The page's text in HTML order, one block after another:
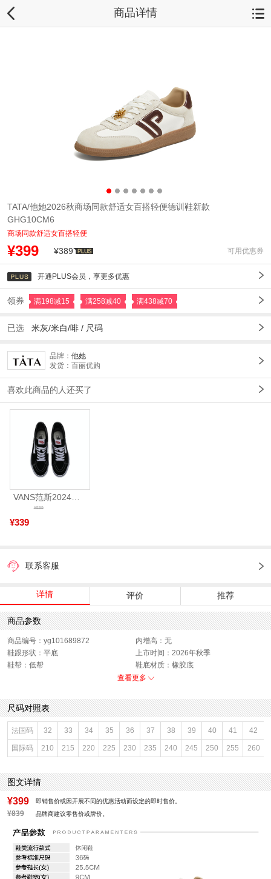
商品详情
TATA/他她2026秋商场同款舒适女百搭轻便德训鞋新款
GHG10CM6
商场同款舒适女百搭轻便
¥399 ¥389 可用优惠券
开通PLUS会员，享更多优惠
领券 满198减15 满258减40 满438减70
已选 米灰/米白/啡 / 尺码
品牌： 他她
发货：百丽优购
喜欢此商品的人还买了
VANS范斯2024中性SK8-HiCL帆布鞋/硫化鞋VN000D5IB8C
¥339
¥599
联系客服
详情 评价 推荐
商品参数
商品编号：yg101689872
内增高：无
鞋跟形状：平底
上市时间：2026年秋季
鞋帮：低帮
鞋底材质：橡胶底
色系：灰色
闭合方式：系带
款式季节：秋季
配跟：无
鞋垫材质：织物面料
鞋头款式：圆头
鞋面材质：复合材料,猪剖层革
鞋面图案：拼色
参考鞋长(女)：25.5CM
适用人群：女子
制鞋工艺：胶贴皮鞋
皮质特征：软面皮
里料材质：织物面料,人造革
防水台高度：无
风格：休闲
查看更多
尺码对照表
法国码 32 33 34 35 36 37 38 39 40 41 42
国际码 210 215 220 225 230 235 240 245 250 255 260
图文详情
¥399 即销售价或因开展不同的优惠活动而设定的即时售价。
¥839 品牌商建议零售价或牌价。